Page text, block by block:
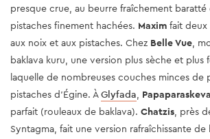
presque crue, au beurre fraîchement
pistaches finement hachées. Maxim fait deux
aux noix et aux pistaches. Chez Belle Vue,
baklava kuru, une version plus sèche et plus
laquelle de nombreuses couches minces de
pistaches d'Égine. ÀGlyfada,
parfait (rouleaux de baklava). Chatzis, près
Syntagma, fait une version rafraîchissante